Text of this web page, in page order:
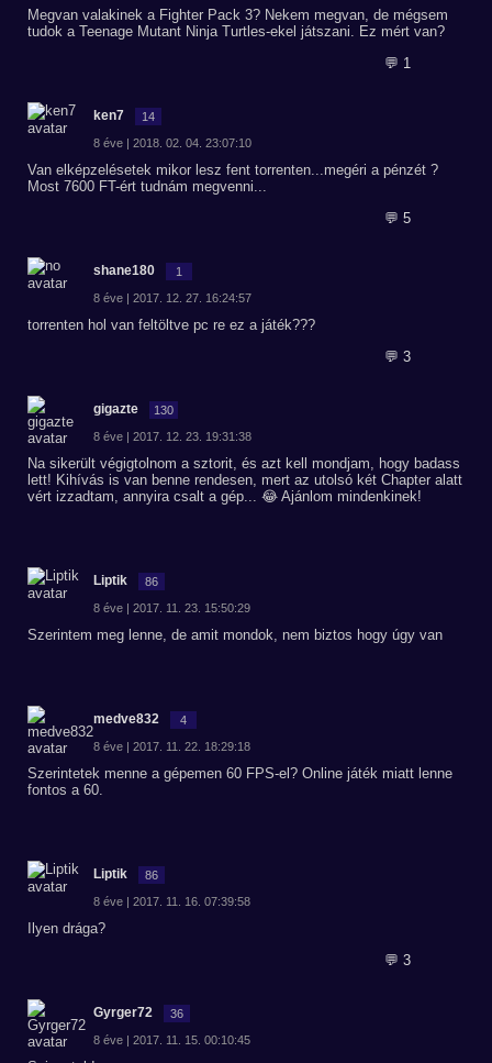
Megvan valakinek a Fighter Pack 3? Nekem megvan, de mégsem
tudok a Teenage Mutant Ninja Turtles-ekel játszani. Ez mért van?
💬 1
ken7 14
8 éve | 2018. 02. 04. 23:07:10
Van elképzelésetek mikor lesz fent torrenten...megéri a pénzét ?
Most 7600 FT-ért tudnám megvenni...
💬 5
shane180 1
8 éve | 2017. 12. 27. 16:24:57
torrenten hol van feltöltve pc re ez a játék???
💬 3
gigazte 130
8 éve | 2017. 12. 23. 19:31:38
Na sikerült végigtolnom a sztorit, és azt kell mondjam, hogy badass
lett! Kihívás is van benne rendesen, mert az utolsó két Chapter alatt
vért izzadtam, annyira csalt a gép... 😂 Ajánlom mindenkinek!
Liptik 86
8 éve | 2017. 11. 23. 15:50:29
Szerintem meg lenne, de amit mondok, nem biztos hogy úgy van
medve832 4
8 éve | 2017. 11. 22. 18:29:18
Szerintetek menne a gépemen 60 FPS-el? Online játék miatt lenne
fontos a 60.
Liptik 86
8 éve | 2017. 11. 16. 07:39:58
Ilyen drága?
💬 3
Gyrger72 36
8 éve | 2017. 11. 15. 00:10:45